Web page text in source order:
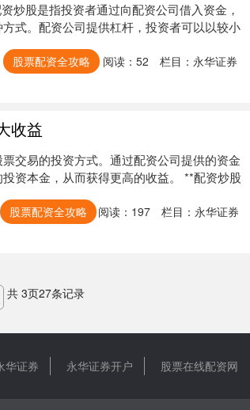
炒股是指投资者通过向配资公司借入资金，
式。配资公司提供杠杆，投资者可以以较小
股票配资全攻略 阅读： 52 栏目： 永华证券
收益
交易的投资方式。通过配资公司提供的资金
资本金，从而获得更高的收益。 **配资炒股
股票配资全攻略 阅读： 197 栏目： 永华证券
共 3页27条记录
华证券 永华证券开户 股票在线配资网